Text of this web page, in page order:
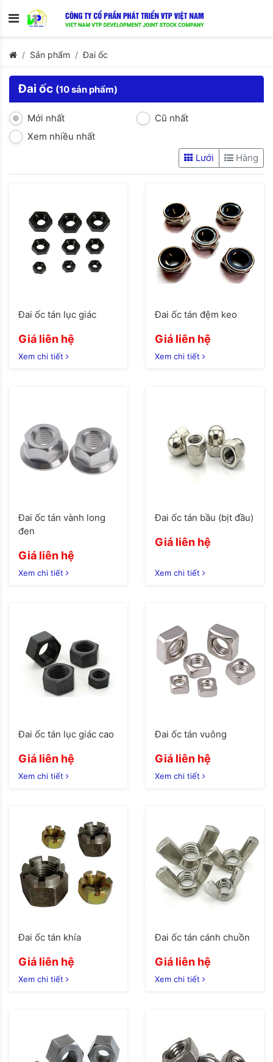
Sản phẩm Đai ốc
Đai ốc (10 sản phẩm)
Mới nhất
Cũ nhất
Xem nhiều nhất
Lưới
Hàng
Đai ốc tán lục giác
Giá liên hệ
Xem chi tiết
Đai ốc tán đệm keo
Giá liên hệ
Xem chi tiết
Đai ốc tán vành long
đen
Giá liên hệ
Xem chi tiết
Đai ốc tán bầu (bịt đầu)
Giá liên hệ
Xem chi tiết
Đai ốc tán lục giác cao
Giá liên hệ
Xem chi tiết
Đai ốc tán vuông
Giá liên hệ
Xem chi tiết
Đai ốc tán khía
Giá liên hệ
Xem chi tiết
Đai ốc tán cánh chuồn
Giá liên hệ
Xem chi tiết